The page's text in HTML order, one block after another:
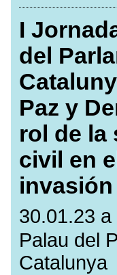
I
del
Paz y
rol de la
civil en
invasión
30.01.23
Palau del
Catalunya